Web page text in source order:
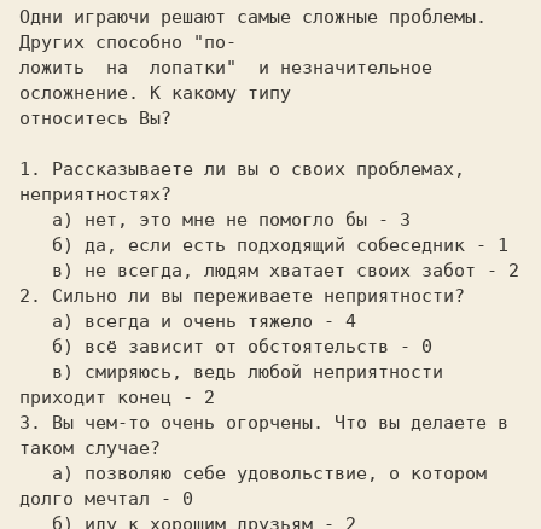
Одни играючи решают самые сложные проблемы.
Других способно "по-
ложить  на  лопатки"  и незначительное
осложнение. К какому типу
относитесь Вы?
1. Рассказываете ли вы о своих проблемах,
3. Вы чем-то очень огорчены. Что вы делаете в
долго мечтал - 0